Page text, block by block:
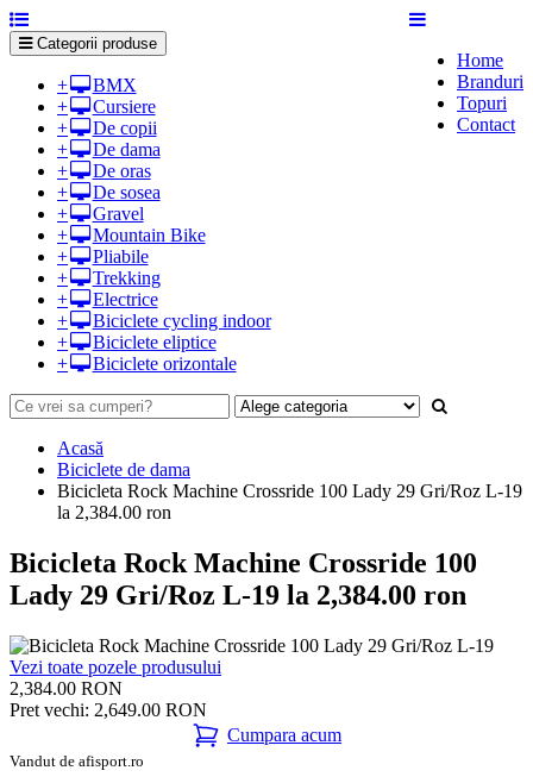
Home
Branduri
Topuri
Contact
Categorii produse
+
BMX
+
Cursiere
+
De copii
+
De dama
+
De oras
+
De sosea
+
Gravel
+
Mountain Bike
+
Pliabile
+
Trekking
+
Electrice
+
Biciclete cycling indoor
+
Biciclete eliptice
+
Biciclete orizontale
Acasă
Biciclete de dama
Bicicleta Rock Machine Crossride 100 Lady 29 Gri/Roz L-19
la 2,384.00 ron
Bicicleta Rock Machine Crossride 100
Lady 29 Gri/Roz L-19 la 2,384.00 ron
Vezi toate pozele produsului
2,384.00 RON
Pret vechi: 2,649.00 RON
Cumpara acum
Vandut de afisport.ro